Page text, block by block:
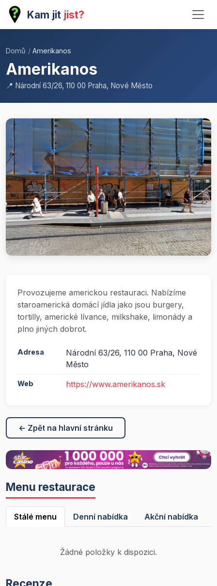
Kam jit jist?
Domů / Amerikanos
Amerikanos
📍 Národní 63/26, 110 00 Praha, Nové Město
Provozujeme americkou restauraci. Nabízíme
staroamerická domácí jídla jako jsou burgery,
tortilly, americké lívance, milkshake, limonády a
plno jiných dobrot.
Adresa
Národní 63/26, 110 00 Praha, Nové
Město
Web https://www.amerikanos.sk
← Zpět na hlavní stránku
Menu restaurace
Stálé menu Denní nabídka Akční nabídka
Žádné položky k dispozici.